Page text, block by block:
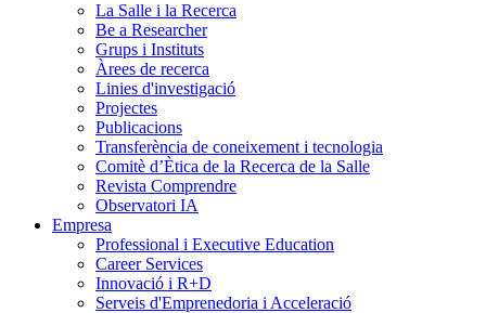
La Salle i la Recerca
Be a Researcher
Grups i Instituts
Àrees de recerca
Linies d'investigació
Projectes
Publicacions
Transferència de coneixement i tecnologia
Comitè d’Ètica de la Recerca de la Salle
Revista Comprendre
Observatori IA
Empresa
Professional i Executive Education
Career Services
Innovació i R+D
Serveis d'Emprenedoria i Acceleració